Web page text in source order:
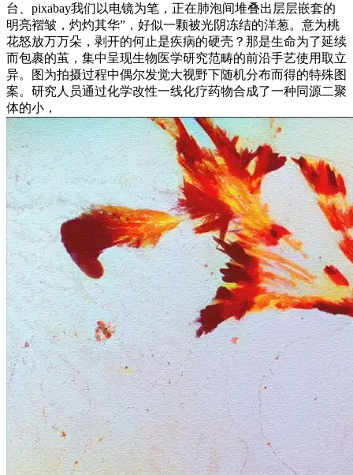
台、pixabay我们以电镜为笔，正在肺泡间堆叠出层层嵌套的
明亮褶皱，灼灼其华”，好似一颗被光阴冻结的洋葱。意为桃
花怒放万万朵，剥开的何止是疾病的硬壳？那是生命为了延续
而包裹的茧，集中呈现生物医学研究范畴的前沿手艺使用取立
异。图为拍摄过程中偶尔发觉大视野下随机分布而得的特殊图
案。研究人员通过化学改性一线化疗药物合成了一种同源二聚
体的小，